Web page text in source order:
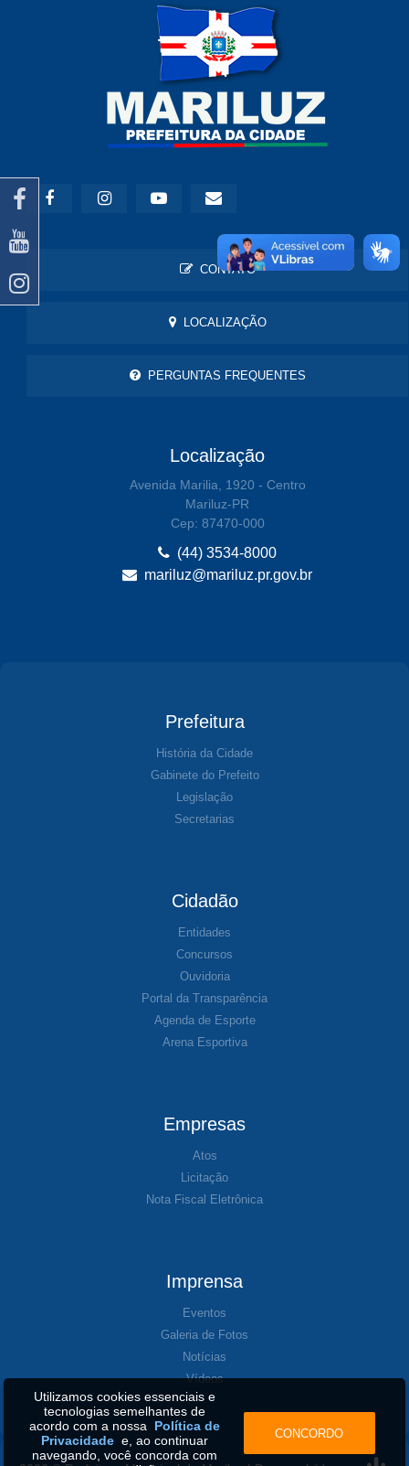
CONTATO
LOCALIZAÇÃO
PERGUNTAS FREQUENTES
Localização
Avenida Marilia, 1920 - Centro
Mariluz-PR
Cep: 87470-000
(44) 3534-8000
mariluz@mariluz.pr.gov.br
Prefeitura
História da Cidade
Gabinete do Prefeito
Legislação
Secretarias
Cidadão
Entidades
Concursos
Ouvidoria
Portal da Transparência
Agenda de Esporte
Arena Esportiva
Empresas
Atos
Licitação
Nota Fiscal Eletrônica
Imprensa
Eventos
Galeria de Fotos
Notícias
Vídeos
Utilizamos cookies essenciais e
tecnologias semelhantes de
acordo com a nossa Política de
Privacidadee, ao continuar
navegando, você concorda com
CONCORDO